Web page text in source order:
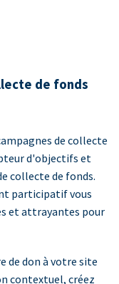
de fonds
de collecte
d'objectifs et
collecte de fonds.
participatif vous
et attrayantes pour
de don à votre site
contextuel, créez